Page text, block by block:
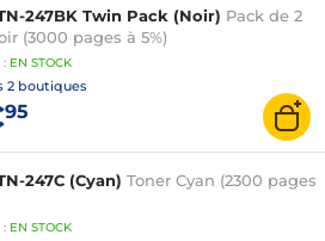
247BK Twin Pack (Noir) Pack de 2
(3000 pages à 5%)
: EN STOCK
2 boutiques
95
247C (Cyan) Toner Cyan (2300 pages
: EN STOCK